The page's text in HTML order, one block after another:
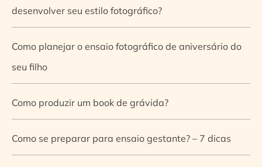
desenvolver seu estilo fotográfico?
Como planejar o ensaio fotográfico de aniversário do
seu filho
Como produzir um book de grávida?
Como se preparar para ensaio gestante? – 7 dicas